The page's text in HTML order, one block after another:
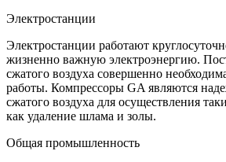
Электростанции
Электростанции работают
жизненно важную электроэнергию.
сжатого воздуха совершенно
работы. Компрессоры GA являются
сжатого воздуха для осуществления
как удаление шлама и золы.
Общая промышленность